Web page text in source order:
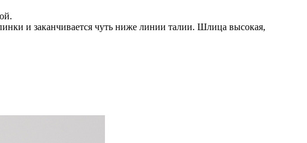
и заканчивается чуть ниже линии талии. Шлица высокая,